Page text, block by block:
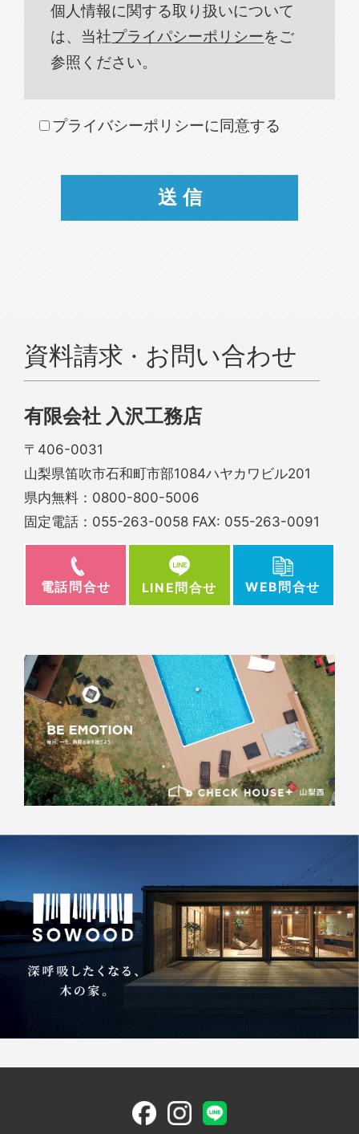
個人情報に関する取り扱いについて
は、当社プライパシーポリシーをご
参照ください。
プライバシーポリシーに同意する
資料請求 · お問い合わせ
有限会社 入沢工務店
〒406-0031
山梨県笛吹市石和町市部1084ハヤカワビル201
県内無料： 0800-800-5006
固定電話： 055-263-0058 FAX: 055-263-0091
電話問合せ LINE問合せ WEB問合せ